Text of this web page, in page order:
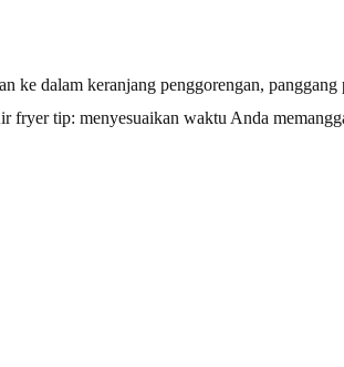
ke dalam keranjang penggorengan,
tip: menyesuaikan waktu Anda